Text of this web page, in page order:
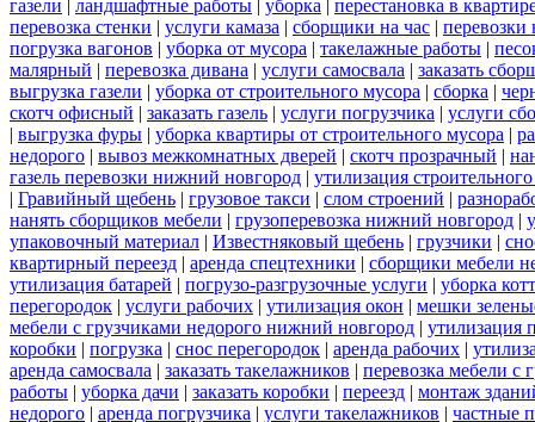
газели | ландшафтные работы | уборка | перестановка в
перевозка стенки | услуги камаза | сборщики на час | перевозки
погрузка вагонов | уборка от мусора | такелажные работы |
малярный | перевозка дивана | услуги самосвала | заказать
выгрузка газели | уборка от строительного мусора | сборка |
скотч офисный | заказать газель | услуги погрузчика | услуги
| выгрузка фуры | уборка квартиры от строительного мусора |
недорого | вывоз межкомнатных дверей | скотч прозрачный |
газель перевозки нижний новгород | утилизация
| Гравийный щебень | грузовое такси | слом строений |
нанять сборщиков мебели | грузоперевозка нижний новгород |
упаковочный материал | Известняковый щебень | грузчики |
квартирный переезд | аренда спецтехники | сборщики мебели
утилизация батарей | погрузо-разгрузочные услуги | уборка
перегородок | услуги рабочих | утилизация окон | мешки
мебели с грузчиками недорого нижний новгород | утилизация
коробки | погрузка | снос перегородок | аренда рабочих |
аренда самосвала | заказать такелажников | перевозка мебели с
работы | уборка дачи | заказать коробки | переезд | монтаж
недорого | аренда погрузчика | услуги такелажников | частные